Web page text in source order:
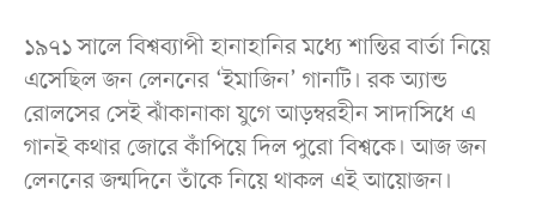
১৯৭১ সালে বিশ্বব্যাপী হানাহানির মধ্যে শান্তির বার্তা নিয়ে
এসেছিল জন লেননের ‘ইমাজিন’ গানটি। রক অ্যান্ড
রোলসের সেই ঝাঁকানাকা যুগে আড়ম্বরহীন সাদাসিধে এ
গানই কথার জোরে কাঁপিয়ে দিল পুরো বিশ্বকে। আজ জন
লেননের জন্মদিনে তাঁকে নিয়ে থাকল এই আয়োজন।